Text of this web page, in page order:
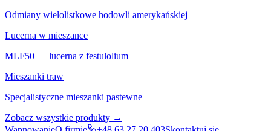
Odmiany wielolistkowe hodowli amerykańskiej
Lucerna w mieszance
MLF50 — lucerna z festulolium
Mieszanki traw
Specjalistyczne mieszanki pastewne
Zobacz wszystkie produkty →